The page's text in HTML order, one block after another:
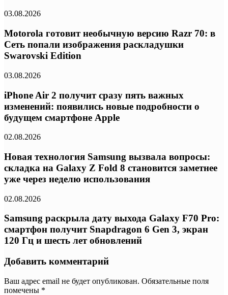
03.08.2026
Motorola готовит необычную версию Razr 70: в
Сеть попали изображения раскладушки
Swarovski Edition
03.08.2026
iPhone Air 2 получит сразу пять важных
изменений: появились новые подробности о
будущем смартфоне Apple
02.08.2026
Новая технология Samsung вызвала вопросы:
складка на Galaxy Z Fold 8 становится заметнее
уже через неделю использования
02.08.2026
Samsung раскрыла дату выхода Galaxy F70 Pro:
смартфон получит Snapdragon 6 Gen 3, экран
120 Гц и шесть лет обновлений
Добавить комментарий
Ваш адрес email не будет опубликован. Обязательные поля
помечены *